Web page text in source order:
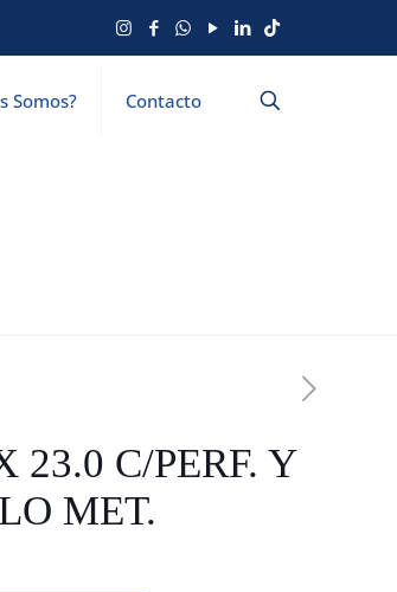
Somos? Contacto
23.0 C/PERF. Y
MET.